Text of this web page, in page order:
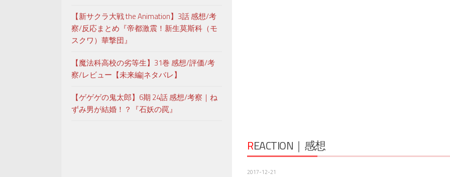
REACTION｜感想
2017-12-21
【新サクラ大戦 the Animation】3話 感想/考
察/反応まとめ『帝都激震！新生莫斯科（モ
スクワ）華撃団』
【魔法科高校の劣等生】31巻 感想/評価/考
察/レビュー【未来編|ネタバレ】
【ゲゲゲの鬼太郎】6期 24話 感想/考察｜ね
ずみ男が結婚！？『石妖の罠』